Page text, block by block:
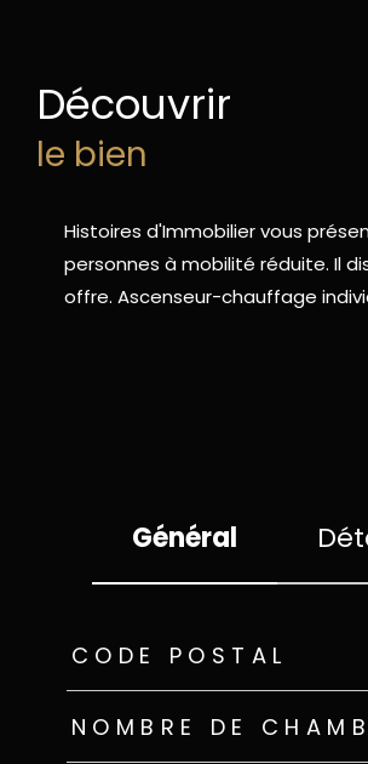
découvrir
le bien
Histoires d'Immobilier vous
personnes à mobilité réduite. Il
offre. Ascenseur-chauffage
Général
TRAD_ZEPHYR_Caracteristique
CODE POSTAL
NOMBRE DE